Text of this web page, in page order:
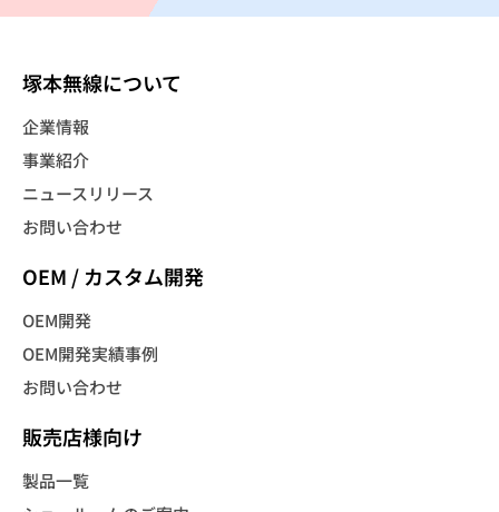
塚本無線について
企業情報
事業紹介
ニュースリリース
お問い合わせ
OEM / カスタム開発
OEM開発
OEM開発実績事例
お問い合わせ
販売店様向け
製品一覧